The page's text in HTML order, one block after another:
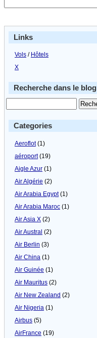
Links
Vols / Hôtels
X
Recherche dans le blog
Categories
Aeroflot(1)
aéroport(19)
Aigle Azur (1)
Air Algérie (2)
Air Arabia Egypt(1)
Air Arabia Maroc (1)
Air Asia X (2)
Air Austral (2)
Air Berlin (3)
Air China (1)
Air Guinée (1)
Air Mauritus (2)
Air New Zealand (2)
Air Nigeria (1)
Airbus (5)
AirFrance (19)